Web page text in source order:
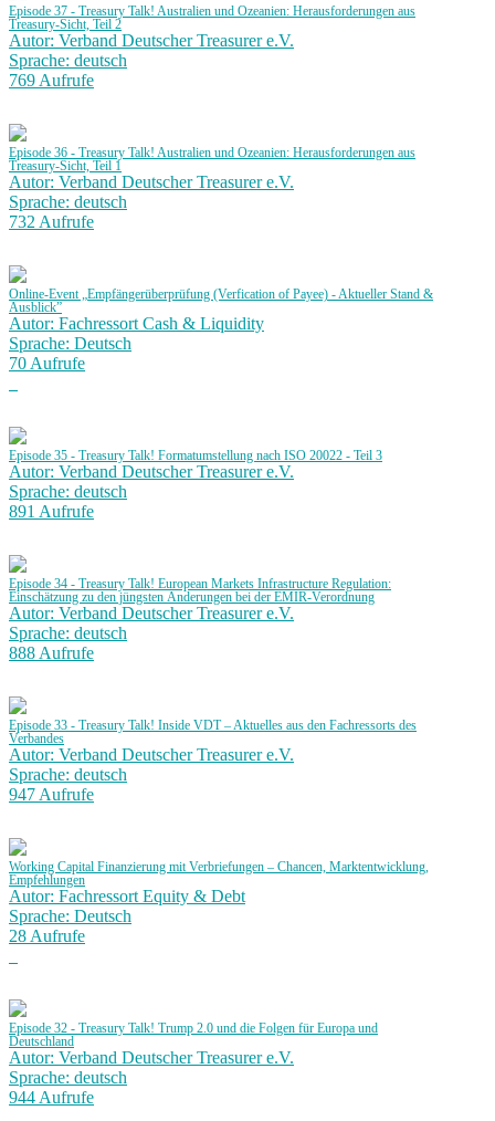
Episode 37 - Treasury Talk! Australien und Ozeanien: Herausforderungen aus
Treasury-Sicht, Teil 2
Autor: Verband Deutscher Treasurer e.V.
Sprache: deutsch
769 Aufrufe
Episode 36 - Treasury Talk! Australien und Ozeanien: Herausforderungen aus
Treasury-Sicht, Teil 1
Autor: Verband Deutscher Treasurer e.V.
Sprache: deutsch
732 Aufrufe
Online-Event „Empfängerüberprüfung (Verfication of Payee) - Aktueller Stand &
Ausblick”
Autor: Fachressort Cash & Liquidity
Sprache: Deutsch
70 Aufrufe
Episode 35 - Treasury Talk! Formatumstellung nach ISO 20022 - Teil 3
Autor: Verband Deutscher Treasurer e.V.
Sprache: deutsch
891 Aufrufe
Episode 34 - Treasury Talk! European Markets Infrastructure Regulation:
Einschätzung zu den jüngsten Änderungen bei der EMIR-Verordnung
Autor: Verband Deutscher Treasurer e.V.
Sprache: deutsch
888 Aufrufe
Episode 33 - Treasury Talk! Inside VDT – Aktuelles aus den Fachressorts des
Verbandes
Autor: Verband Deutscher Treasurer e.V.
Sprache: deutsch
947 Aufrufe
Working Capital Finanzierung mit Verbriefungen – Chancen, Marktentwicklung,
Empfehlungen
Autor: Fachressort Equity & Debt
Sprache: Deutsch
28 Aufrufe
Episode 32 - Treasury Talk! Trump 2.0 und die Folgen für Europa und
Deutschland
Autor: Verband Deutscher Treasurer e.V.
Sprache: deutsch
944 Aufrufe